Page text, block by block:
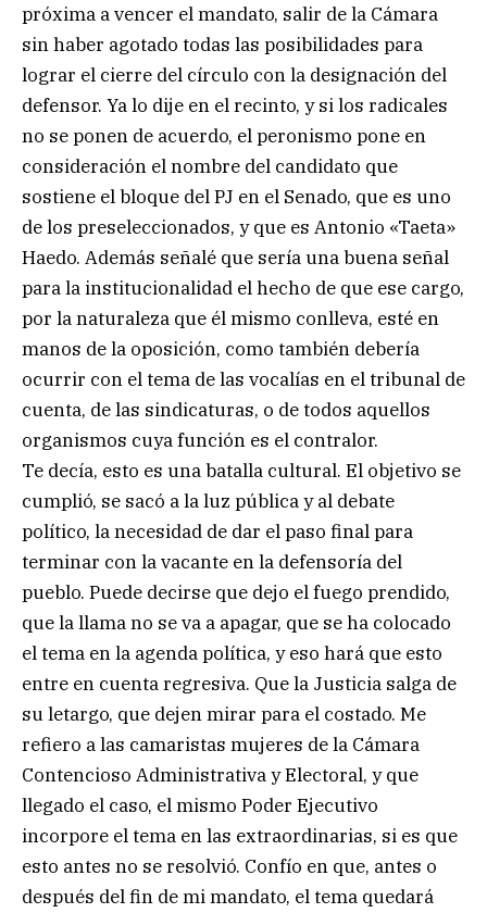
próxima a vencer el mandato, salir de la Cámara
sin haber agotado todas las posibilidades para
lograr el cierre del círculo con la designación del
defensor. Ya lo dije en el recinto, y si los radicales
no se ponen de acuerdo, el peronismo pone en
consideración el nombre del candidato que
sostiene el bloque del PJ en el Senado, que es uno
de los preseleccionados, y que es Antonio «Taeta»
Haedo. Además señalé que sería una buena señal
para la institucionalidad el hecho de que ese cargo,
por la naturaleza que él mismo conlleva, esté en
manos de la oposición, como también debería
ocurrir con el tema de las vocalías en el tribunal de
cuenta, de las sindicaturas, o de todos aquellos
organismos cuya función es el contralor.
Te decía, esto es una batalla cultural. El objetivo se
cumplió, se sacó a la luz pública y al debate
político, la necesidad de dar el paso final para
terminar con la vacante en la defensoría del
pueblo. Puede decirse que dejo el fuego prendido,
que la llama no se va a apagar, que se ha colocado
el tema en la agenda política, y eso hará que esto
entre en cuenta regresiva. Que la Justicia salga de
su letargo, que dejen mirar para el costado. Me
refiero a las camaristas mujeres de la Cámara
Contencioso Administrativa y Electoral, y que
llegado el caso, el mismo Poder Ejecutivo
incorpore el tema en las extraordinarias, si es que
esto antes no se resolvió. Confío en que, antes o
después del fin de mi mandato, el tema quedará